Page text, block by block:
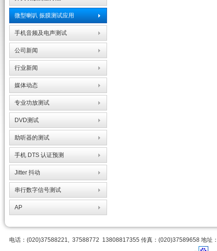
微型喇叭 振膜测试应用
手机音频及电声测试
公司新闻
行业新闻
媒体动态
专业功放测试
DVD测试
助听器的测试
手机 DTS 认证预测
Jitter 抖动
串行数字信号测试
AP
电话：(020)37588221, 37588772 13808817355 传真：(020)37589658 地址